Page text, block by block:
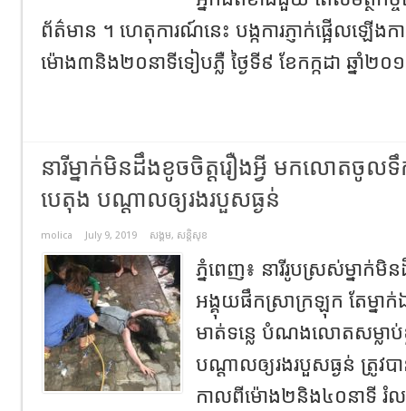
ព័ត៌មាន ។ ហេតុការណ៍នេះ បង្កការភ្ញាក់ផ្អើលឡើង
ម៉ោង៣និង២០នាទីទៀបភ្លឺ ថ្ងៃទី៩ ខែកក្កដា ឆ្នាំ២
នារីម្នាក់មិនដឹងខូចចិត្តរឿងអ្វី មកលោតចូលទឹក
បេតុង បណ្តាលឲ្យរងរបួសធ្ងន់
molica July 9, 2019 សង្គម, សន្តិសុខ
ភ្នំពេញ​៖​ នារីរូបស្រស់ម្នាក់មិ
អង្គុយផឹកស្រាក្រឡុក តែម្នា
មាត់ទន្លេ បំណងលោតសម្លាប់
បណ្តាលឲ្យរងរបួសធ្ងន់ ត្រូវប
កាលពីម៉ោង២និង៤០នាទី រំ